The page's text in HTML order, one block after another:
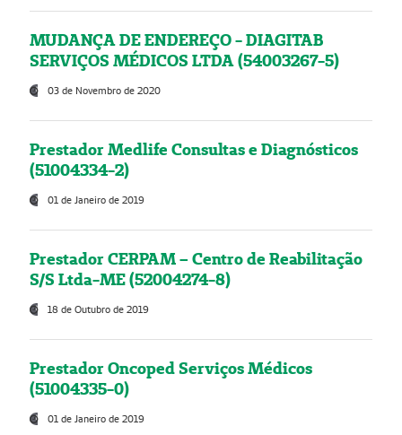
MUDANÇA DE ENDEREÇO - DIAGITAB
SERVIÇOS MÉDICOS LTDA (54003267-5)
03 de Novembro de 2020
Prestador Medlife Consultas e Diagnósticos
(51004334-2)
01 de Janeiro de 2019
Prestador CERPAM – Centro de Reabilitação
S/S Ltda-ME (52004274-8)
18 de Outubro de 2019
Prestador Oncoped Serviços Médicos
(51004335-0)
01 de Janeiro de 2019